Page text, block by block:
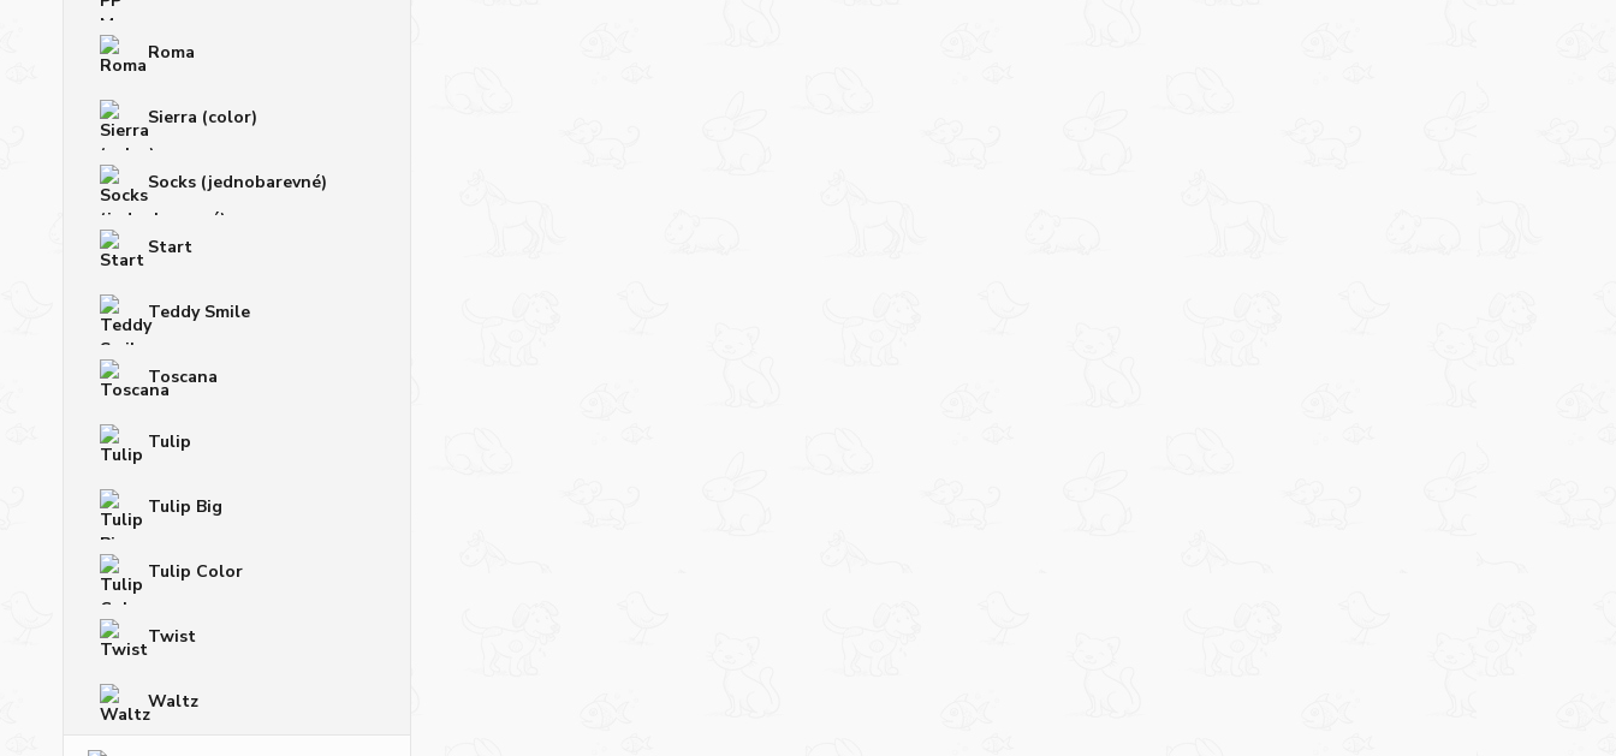
Roma
Sierra (color)
Socks (jednobarevné)
Start
Teddy Smile
Toscana
Tulip
Tulip Big
Tulip Color
Twist
Waltz